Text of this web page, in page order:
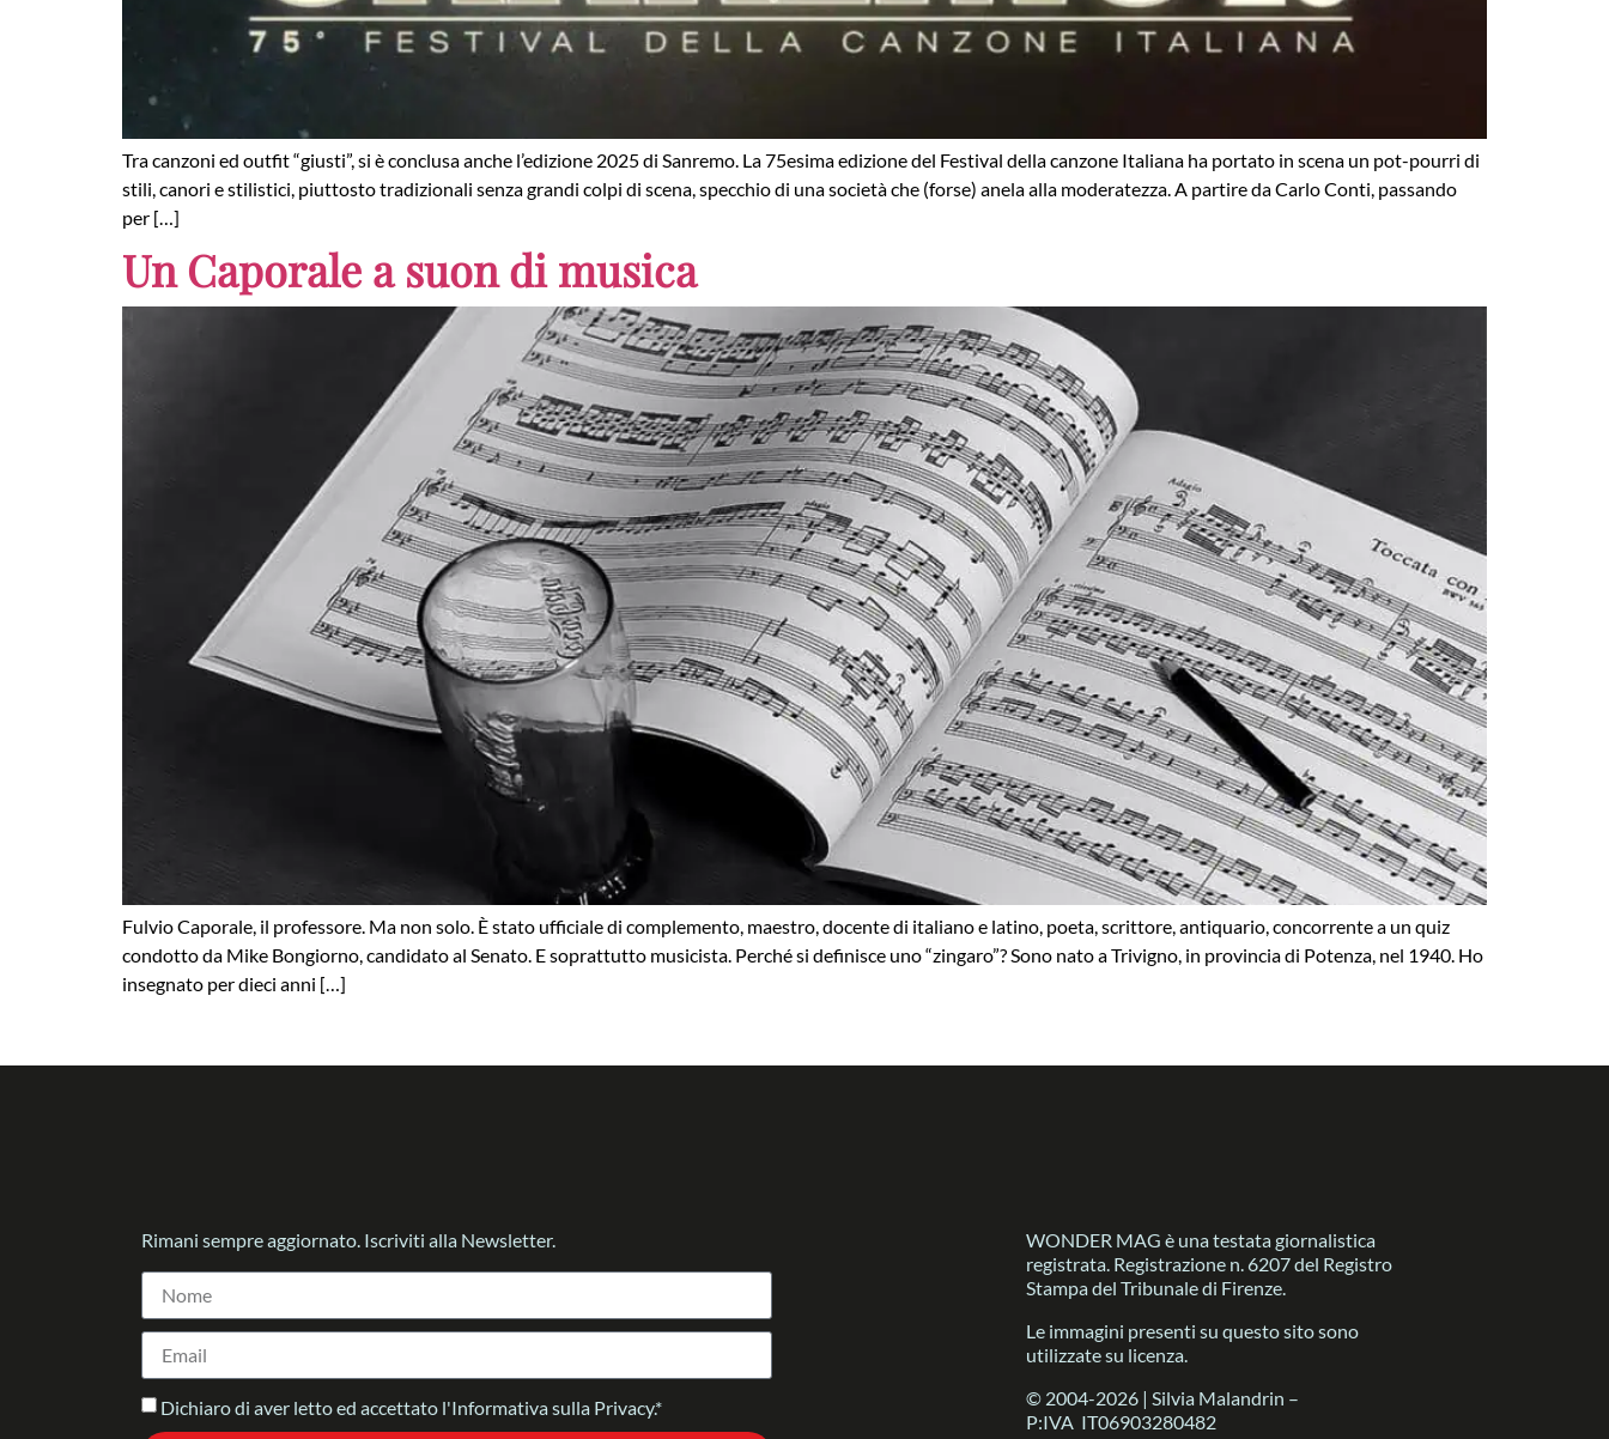
Tra canzoni ed outfit “giusti”, si è conclusa anche l’edizione 2025 di Sanremo. La 75esima edizione del Festival della canzone Italiana ha portato in scena un pot-pourri di
stili, canori e stilistici, piuttosto tradizionali senza grandi colpi di scena, specchio di una società che (forse) anela alla moderatezza. A partire da Carlo Conti, passando
per […]
Un Caporale a suon di musica
Fulvio Caporale, il professore. Ma non solo. È stato ufficiale di complemento, maestro, docente di italiano e latino, poeta, scrittore, antiquario, concorrente a un quiz
condotto da Mike Bongiorno, candidato al Senato. E soprattutto musicista. Perché si definisce uno “zingaro”? Sono nato a Trivigno, in provincia di Potenza, nel 1940. Ho
insegnato per dieci anni […]
Rimani sempre aggiornato. Iscriviti alla Newsletter.
Dichiaro di aver letto ed accettato l'Informativa sulla Privacy.*
WONDER MAG è una testata giornalistica
registrata. Registrazione n. 6207 del Registro
Stampa del Tribunale di Firenze.
Le immagini presenti su questo sito sono
utilizzate su licenza.
© 2004-2026 | Silvia Malandrin –
P:IVA IT06903280482